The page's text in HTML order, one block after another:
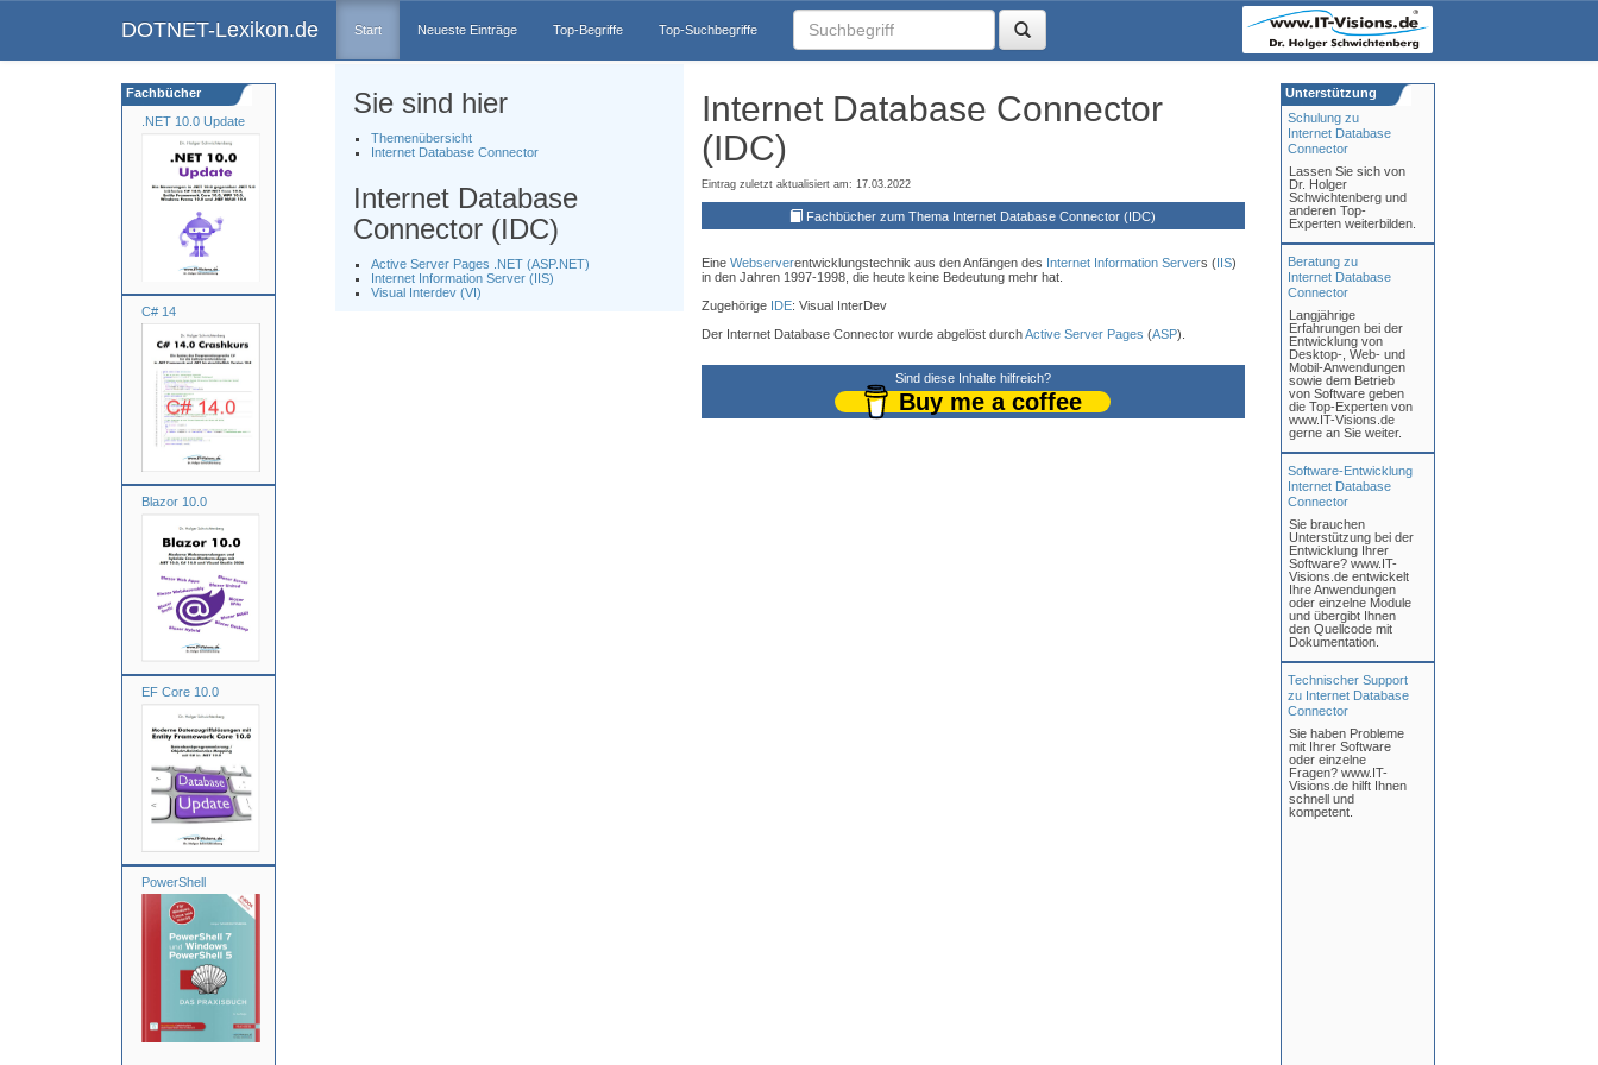
DOTNET-Lexikon.de Start Neueste Einträge Top-Begriffe Top-Suchbegriffe
.NET 10.0 Update
C# 14
Blazor 10.0
EF Core 10.0
PowerShell
Fachbücher Sie sind hier
Themenübersicht
Internet Database Connector
Internet Database
Connector (IDC)
Active Server Pages .NET (ASP.NET)
Internet Information Server (IIS)
Visual Interdev (VI)
Internet Database Connector
(IDC)
Eintrag zuletzt aktualisiert am: 17.03.2022
Fachbücher zum Thema Internet Database Connector (IDC)
Eine Webserverentwicklungstechnik aus den Anfängen des Internet Information Servers (IIS)
in den Jahren 1997-1998, die heute keine Bedeutung mehr hat.
Zugehörige IDE: Visual InterDev
Der Internet Database Connector wurde abgelöst durchActive Server Pages (ASP).
Sind diese Inhalte hilfreich?
Buy me a coffee
Schulung zu
Internet Database
Connector
Lassen Sie sich von
Dr. Holger
Schwichtenberg und
anderen Top-
Experten weiterbilden.
Beratung zu
Internet Database
Connector
Langjährige
Erfahrungen bei der
Entwicklung von
Desktop-, Web- und
Mobil-Anwendungen
sowie dem Betrieb
von Software geben
die Top-Experten von
www.IT-Visions.de
gerne an Sie weiter.
Software-Entwicklung
Internet Database
Connector
Sie brauchen
Unterstützung bei der
Entwicklung Ihrer
Software? www.IT-
Visions.de entwickelt
Ihre Anwendungen
oder einzelne Module
und übergibt Ihnen
den Quellcode mit
Dokumentation.
Technischer Support
zu Internet Database
Connector
Sie haben Probleme
mit Ihrer Software
oder einzelne
Fragen? www.IT-
Visions.de hilft Ihnen
schnell und
kompetent.
Unterstützung